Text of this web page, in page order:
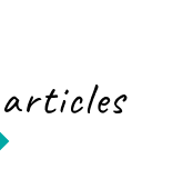
articles
来宅して頂いた時